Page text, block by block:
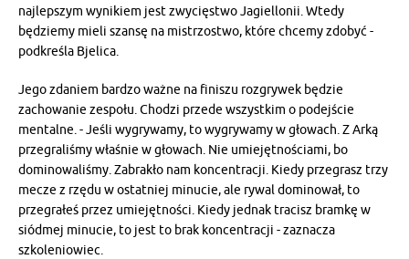
najlepszym wynikiem jest zwycięstwo Jagiellonii. Wtedy
będziemy mieli szansę na mistrzostwo, które chcemy zdobyć -
podkreśla Bjelica.
Jego zdaniem bardzo ważne na finiszu rozgrywek będzie
zachowanie zespołu. Chodzi przede wszystkim o podejście
mentalne. - Jeśli wygrywamy, to wygrywamy w głowach. Z Arką
przegraliśmy właśnie w głowach. Nie umiejętnościami, bo
dominowaliśmy. Zabrakło nam koncentracji. Kiedy przegrasz trzy
mecze z rzędu w ostatniej minucie, ale rywal dominował, to
przegrałeś przez umiejętności. Kiedy jednak tracisz bramkę w
siódmej minucie, to jest to brak koncentracji - zaznacza
szkoleniowiec.